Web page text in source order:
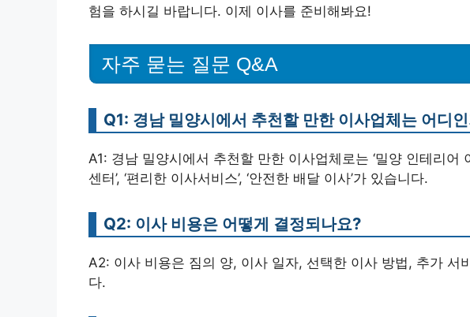
험을 하시길 바랍니다. 이제 이사를 준비해봐요!
자주 묻는 질문 Q&A
Q1: 경남 밀양시에서 추천할 만한 이사업체는 어디
A1: 경남 밀양시에서 추천할 만한 이사업체로는 ‘밀양 인테리어
센터’, ‘편리한 이사서비스’, ‘안전한 배달 이사’가 있습니다.
Q2: 이사 비용은 어떻게 결정되나요?
A2: 이사 비용은 짐의 양, 이사 일자, 선택한 이사 방법, 추가 서
다.